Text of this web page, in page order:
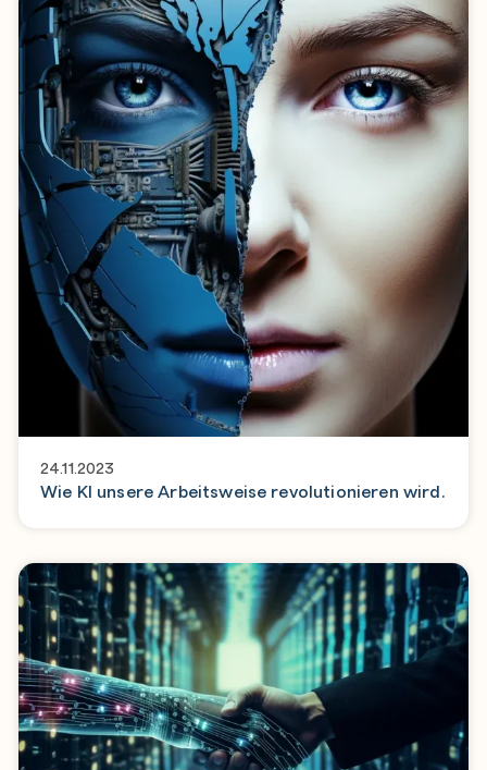
24.11.2023
Wie KI unsere Arbeitsweise revolutionieren wird.